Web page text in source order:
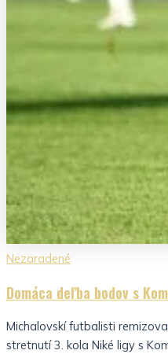
Nezaradené
Domáca deľba bodov s
Michalovskí futbalisti
stretnutí 3. kola Niké ligy s